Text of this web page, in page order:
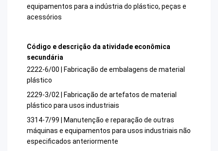
equipamentos para a indústria do plástico, peças e
acessórios
Código e descrição da atividade econômica
secundária
2222-6/00 | Fabricação de embalagens de material
plástico
2229-3/02 | Fabricação de artefatos de material
plástico para usos industriais
3314-7/99 | Manutenção e reparação de outras
máquinas e equipamentos para usos industriais não
especificados anteriormente